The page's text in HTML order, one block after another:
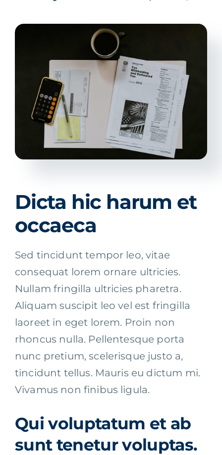
Dicta hic harum et
occaeca
Sed tincidunt tempor leo, vitae
consequat lorem ornare ultricies.
Nullam fringilla ultricies pharetra.
Aliquam suscipit leo vel est fringilla
laoreet in eget lorem. Proin non
rhoncus nulla. Pellentesque porta
nunc pretium, scelerisque justo a,
tincidunt tellus. Mauris eu dictum mi.
Vivamus non finibus ligula.
Qui voluptatum et ab
sunt tenetur voluptas.